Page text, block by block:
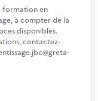
formation en
à compter de la
disponibles.
contactez-